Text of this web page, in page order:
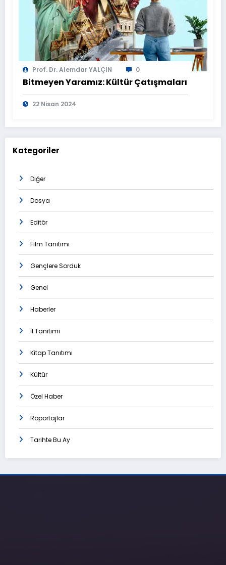
Prof. Dr. Alemdar YALÇIN 0
Bitmeyen Yaramız: Kültür Çatışmaları
22 Nisan 2024
Kategoriler
Diğer
Dosya
Editör
Film Tanıtımı
Gençlere Sorduk
Genel
Haberler
İl Tanıtımı
Kitap Tanıtımı
Kültür
Özel Haber
Röportajlar
Tarihte Bu Ay